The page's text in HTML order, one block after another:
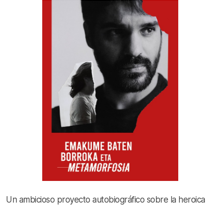
Un ambicioso proyecto autobiográfico sobre la heroica